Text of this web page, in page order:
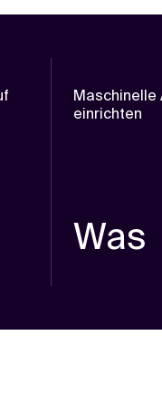
einrichten
Was